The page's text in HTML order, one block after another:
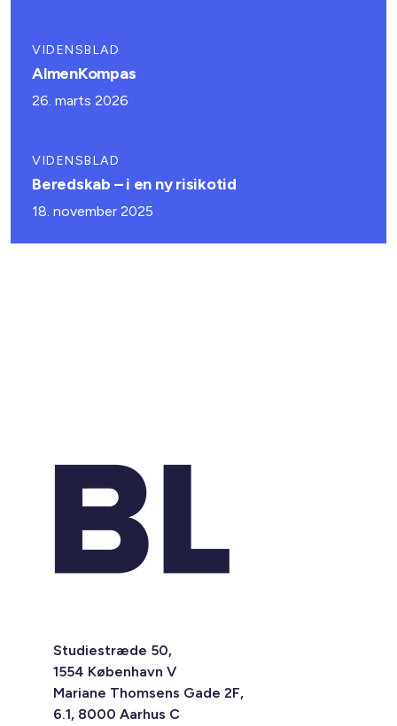
VIDENSBLAD
AlmenKompas
26. marts 2026
VIDENSBLAD
Beredskab – i en ny risikotid
18. november 2025
Studiestræde 50,
1554 København V
Mariane Thomsens Gade 2F,
6.1, 8000 Aarhus C